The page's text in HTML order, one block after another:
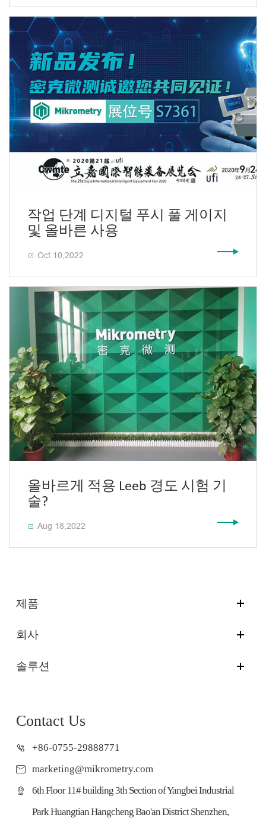
작업 단계 디지털 푸시 풀 게이지
및 올바른 사용
 Oct 10,2022
올바르게 적용 Leeb 경도 시험 기
술?
 Aug 18,2022
제품
회사
솔루션
Contact Us
+86-0755-29888771
marketing@mikrometry.com
6th Floor 11# building 3th Section of Yangbei Industrial
Park Huangtian Hangcheng Bao'an District Shenzhen,